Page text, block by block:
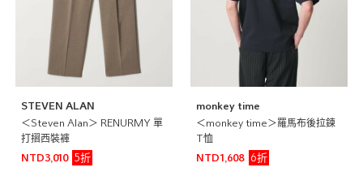
STEVEN ALAN
＜Steven Alan＞ RENURMY 單
打摺西裝褲
NTD3,010
5折
monkey time
＜monkey time＞羅馬布後拉鍊
T恤
NTD1,608
6折